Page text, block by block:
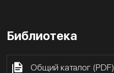
Библиотека
Общий каталог (PDF)